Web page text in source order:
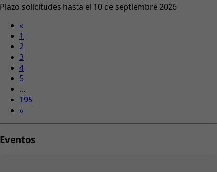
Plazo solicitudes hasta el 10 de septiembre 2026
«
1
2
3
4
5
...
195
»
Eventos